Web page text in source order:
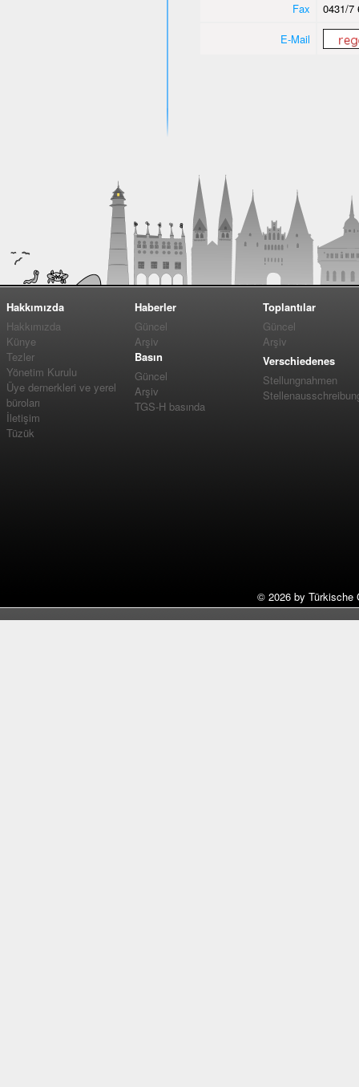
Fax
0431/7
E-Mail
Hakkımızda
Hakkımızda
Künye
Tezler
Yönetim Kurulu
Üye dernerkleri ve yerel
büroları
İletişim
Tüzük
Haberler
Güncel
Arşiv
Basın
Güncel
Arşiv
TGS-H basında
Toplantılar
Güncel
Arşiv
Verschiedenes
Stellungnahmen
© 2026 by Türkische